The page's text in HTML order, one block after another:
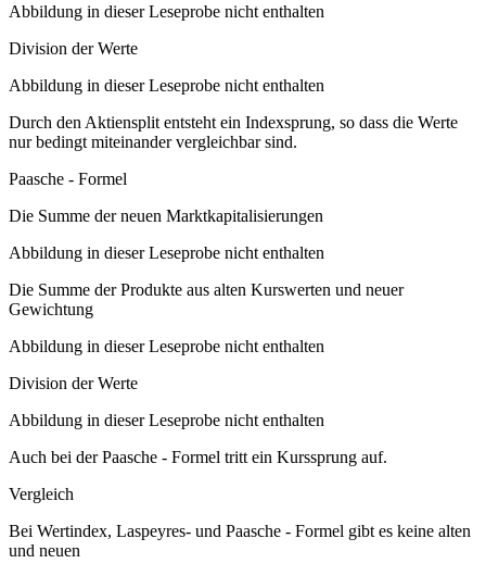
Abbildung in dieser Leseprobe nicht enthalten
Division der Werte
Abbildung in dieser Leseprobe nicht enthalten
Durch den Aktiensplit entsteht ein Indexsprung, so dass die Werte
nur bedingt miteinander vergleichbar sind.
Paasche - Formel
Die Summe der neuen Marktkapitalisierungen
Abbildung in dieser Leseprobe nicht enthalten
Die Summe der Produkte aus alten Kurswerten und neuer
Gewichtung
Abbildung in dieser Leseprobe nicht enthalten
Division der Werte
Abbildung in dieser Leseprobe nicht enthalten
Auch bei der Paasche - Formel tritt ein Kurssprung auf.
Vergleich
Bei Wertindex, Laspeyres- und Paasche - Formel gibt es keine alten
und neuen